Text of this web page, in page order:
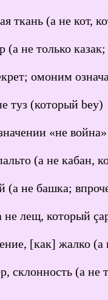
ткань (а не кот,
не только
омоним
туз (который bey)
«не
(а не кабан,
не башка;
лещ, который
[как] жалко (а
склонность (а не